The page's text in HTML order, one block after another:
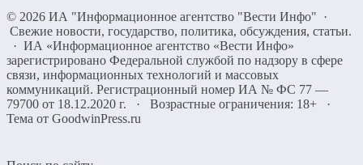
© 2026 ИА "Информационное агентство "Вести Инфо" ·
Свежие новости, государство, политика, обсуждения, статьи.
· ИА «Информационное агентство «Вести Инфо»
зарегистрировано Федеральной службой по надзору в сфере
связи, информационных технологий и массовых
коммуникаций. Регистрационный номер ИА № ФС 77 —
79700 от 18.12.2020 г. · Возрастные ограничения: 18+
·
Тема от GoodwinPress.ru